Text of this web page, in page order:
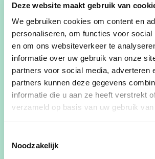
Deze website maakt gebruik van
We gebruiken cookies om content en
personaliseren, om functies voor social
en om ons websiteverkeer te
informatie over uw gebruik van onze
partners voor social media, adverteren
partners kunnen deze gegevens
informatie die u aan ze heeft verstrekt
verzameld op basis van uw gebruik
Noodzakelijk
zoals de
Henri
Laureysstraat,
Fienneslaan,
Gerardilaan en
Granvellelaan was